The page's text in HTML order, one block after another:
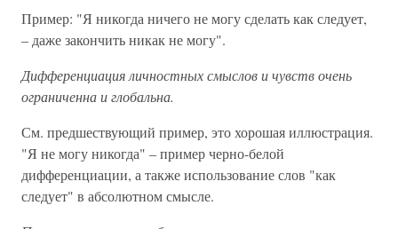
Пример: "Я никогда ничего не могу сделать как следует,
– даже закончить никак не могу".
Дифференциация личностных смыслов и чувств очень
ограниченна и глобальна.
См. предшествующий пример, это хорошая иллюстрация.
"Я не могу никогда" – пример черно-белой
дифференциации, а также использование слов "как
следует" в абсолютном смысле.